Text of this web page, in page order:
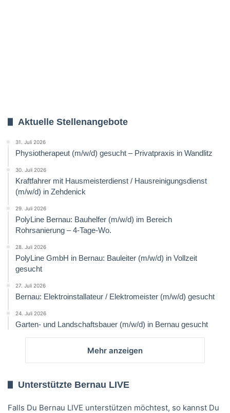
Aktuelle Stellenangebote
31. Juli 2026
Physiotherapeut (m/w/d) gesucht – Privatpraxis in Wandlitz
30. Juli 2026
Kraftfahrer mit Hausmeisterdienst / Hausreinigungsdienst
(m/w/d) in Zehdenick
29. Juli 2026
PolyLine Bernau: Bauhelfer (m/w/d) im Bereich
Rohrsanierung – 4-Tage-Wo.
28. Juli 2026
PolyLine GmbH in Bernau: Bauleiter (m/w/d) in Vollzeit
gesucht
27. Juli 2026
Bernau: Elektroinstallateur / Elektromeister (m/w/d) gesucht
24. Juli 2026
Garten- und Landschaftsbauer (m/w/d) in Bernau gesucht
Mehr anzeigen
Unterstützte Bernau LIVE
Falls Du Bernau LIVE unterstützen möchtest, so kannst Du